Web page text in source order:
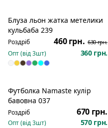
Блуза льон жатка метелики
кульбаба 239
Роздріб 460 грн. 630 грн.
Опт (від3шт) 360 грн.
Новинка
Футболка Namaste кулір
бавовна 037
Роздріб 670 грн.
Опт (від3шт) 570 грн.